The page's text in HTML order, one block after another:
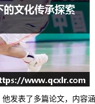
发表了多篇论文，内容